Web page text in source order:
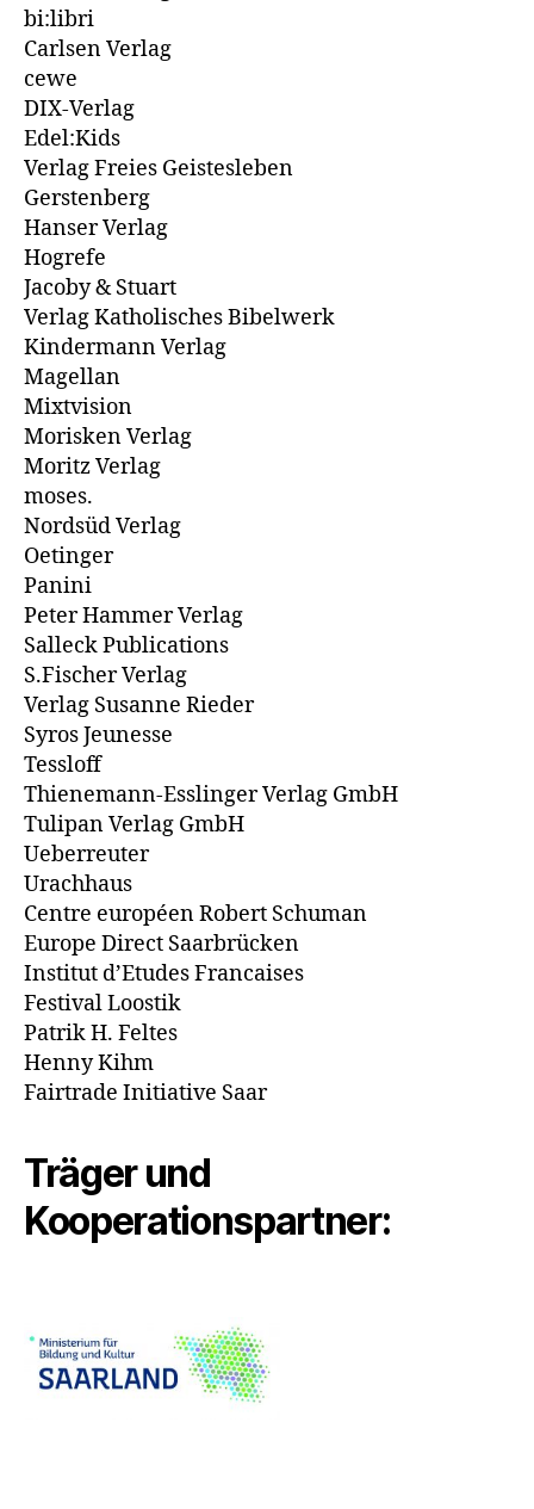
bi:libri
Carlsen Verlag
cewe
DIX-Verlag
Edel:Kids
Verlag Freies Geistesleben
Gerstenberg
Hanser Verlag
Hogrefe
Jacoby & Stuart
Verlag Katholisches Bibelwerk
Kindermann Verlag
Magellan
Mixtvision
Morisken Verlag
Moritz Verlag
moses.
Nordsüd Verlag
Oetinger
Panini
Peter Hammer Verlag
Salleck Publications
S.Fischer Verlag
Verlag Susanne Rieder
Syros Jeunesse
Tessloff
Thienemann-Esslinger Verlag GmbH
Tulipan Verlag GmbH
Ueberreuter
Urachhaus
Centre européen Robert Schuman
Europe Direct Saarbrücken
Institut d’Etudes Francaises
Festival Loostik
Patrik H. Feltes
Henny Kihm
Fairtrade Initiative Saar
Träger und
Kooperationspartner: